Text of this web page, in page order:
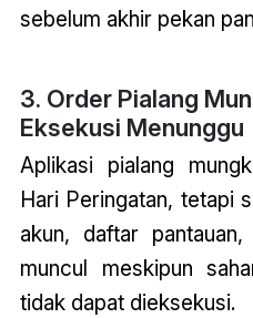
sebelum akhir pekan
3. Order Pialang
Eksekusi Menunggu
Aplikasi pialang
Hari Peringatan, tetapi
akun, daftar
muncul meskipun
tidak dapat dieksekusi.